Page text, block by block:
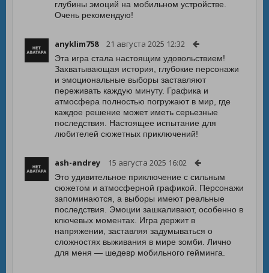
глубины эмоций на мобильном устройстве.
Очень рекомендую!
anyklim758 21 августа 2025 12:32
Эта игра стала настоящим удовольствием!
Захватывающая история, глубокие персонажи
и эмоциональные выборы заставляют
переживать каждую минуту. Графика и
атмосфера полностью погружают в мир, где
каждое решение может иметь серьезные
последствия. Настоящее испытание для
любителей сюжетных приключений!
ash-andrey 15 августа 2025 16:02
Это удивительное приключение с сильным
сюжетом и атмосферной графикой. Персонажи
запоминаются, а выборы имеют реальные
последствия. Эмоции зашкаливают, особенно в
ключевых моментах. Игра держит в
напряжении, заставляя задумываться о
сложностях выживания в мире зомби. Лично
для меня — шедевр мобильного гейминга.